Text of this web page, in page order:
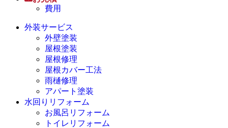
費用
外装サービス
外壁塗装
屋根塗装
屋根修理
屋根カバー工法
雨樋修理
アパート塗装
水回りリフォーム
お風呂リフォーム
トイレリフォーム